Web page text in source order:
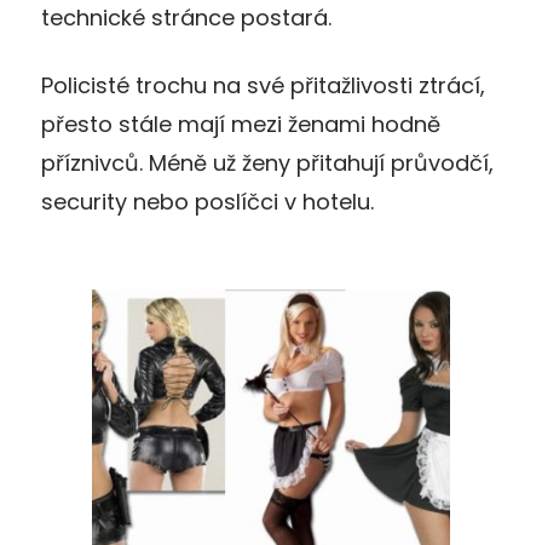
technické stránce postará.
Policisté trochu na své přitažlivosti ztrácí,
přesto stále mají mezi ženami hodně
příznivců. Méně už ženy přitahují průvodčí,
security nebo poslíčci v hotelu.